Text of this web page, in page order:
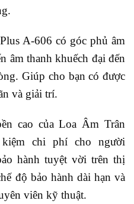
A-606 có góc phủ âm
âm thanh khuếch đại đến
Giúp cho bạn có được
và giải trí.
cao của Loa Âm Trân
chi phí cho người
hành tuyệt vời trên thị
độ bảo hành dài hạn và
viên kỹ thuật.